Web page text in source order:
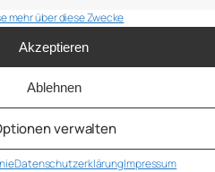
mehr über diese Zwecke
Akzeptieren
Ablehnen
verwalten
DatenschutzerklärungImpressum
Freundschaften,
maßgeblich über
unserem Leben. Und die
lässt sich trainieren.
people/
the-longest-study-